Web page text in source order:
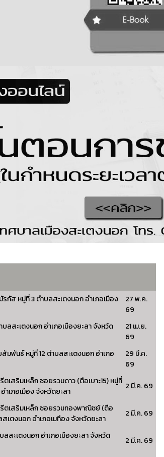
กัส หมู่ที่ 3 ตำบลสะเตงนอก อำเภอเมือง
27 พ.ค.
69
สะเตงนอก อำเภอเมืองยะลา จังหวัด
21 เม.ย.
69
มพันธ์ หมู่ที่ 12 ตำบลสะเตงนอก อำเภอ
29 มี.ค.
69
สริมเหล็ก ซอยรวมดาว (ตือเบาะ15) หมู่ที่
ำเภอเมือง จังหวัดยะลา
2 มี.ค. 69
ตเสริมเหล็ก ซอยรวมทองพาณิชย์ (ตือ
สเตงนอก อำเภอเมทือง จังหวัดยะลา
2 มี.ค. 69
ะเตงนอก อำเภอเมืองยะลา จังหวัด
2 มี.ค. 69